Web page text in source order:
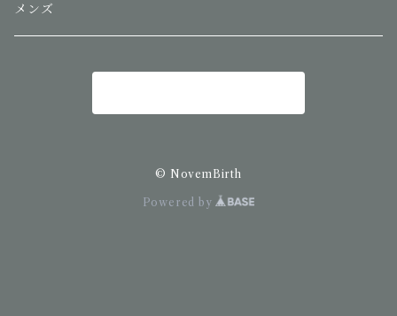
メンズ
© NovemBirth
Powered by